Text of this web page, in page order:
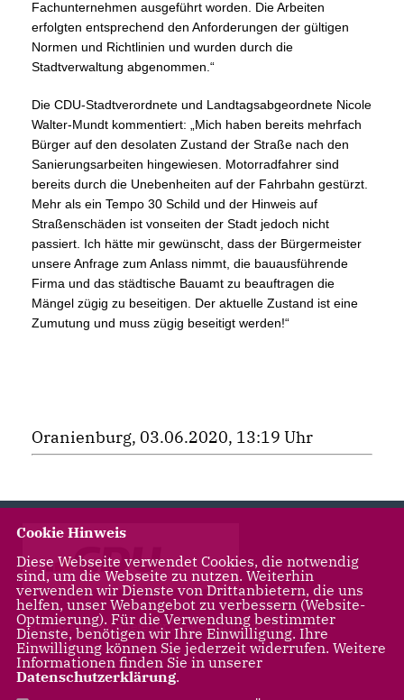
Fachunternehmen ausgeführt worden. Die Arbeiten
erfolgten entsprechend den Anforderungen der gültigen
Normen und Richtlinien und wurden durch die
Stadtverwaltung abgenommen.“
Die CDU-Stadtverordnete und Landtagsabgeordnete Nicole
Walter-Mundt kommentiert: „Mich haben bereits mehrfach
Bürger auf den desolaten Zustand der Straße nach den
Sanierungsarbeiten hingewiesen. Motorradfahrer sind
bereits durch die Unebenheiten auf der Fahrbahn gestürzt.
Mehr als ein Tempo 30 Schild und der Hinweis auf
Straßenschäden ist vonseiten der Stadt jedoch nicht
passiert. Ich hätte mir gewünscht, dass der Bürgermeister
unsere Anfrage zum Anlass nimmt, die bauausführende
Firma und das städtische Bauamt zu beauftragen die
Mängel zügig zu beseitigen. Der aktuelle Zustand ist eine
Zumutung und muss zügig beseitigt werden!“
Oranienburg, 03.06.2020, 13:19 Uhr
Landtagsabgeordnete für Leegebruch, Liebenwalde,
Oranienburg
Cookie Hinweis
Diese Webseite verwendet Cookies, die notwendig
sind, um die Webseite zu nutzen. Weiterhin
verwenden wir Dienste von Drittanbietern, die uns
helfen, unser Webangebot zu verbessern (Website-
Optmierung). Für die Verwendung bestimmter
Dienste, benötigen wir Ihre Einwilligung. Ihre
Einwilligung können Sie jederzeit widerrufen. Weitere
Informationen finden Sie in unserer
Datenschutzerklärung.